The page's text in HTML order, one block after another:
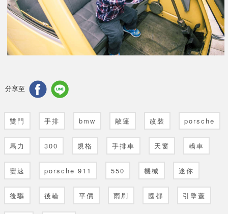
分享至
雙門 手排 bmw 敞篷 改裝 porsche
馬力 300 規格 手排車 天窗 轎車
變速 porsche 911 550 機械 迷你
後驅 後輪 平價 雨刷 國都 引擎蓋